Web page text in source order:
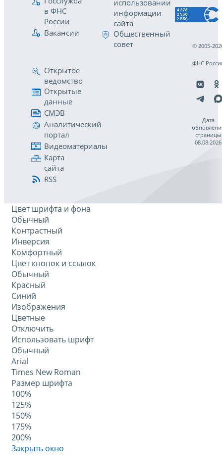
в ФНС
России
Вакансии
использовании
информации
сайта
Общественный
совет
Открытое
ведомство
Открытые
данные
СМЭВ
Аналитический
портал
Видеоматериалы
Карта
сайта
RSS
© 2005-
ФНС
Дата
страницы
08.08.2026
Цвет шрифта и фона
Обычный
Контрастный
Инверсия
Комфортный
Цвет кнопок и ссылок
Обычный
Красный
Синий
Изображения
Цветные
Отключить
Использовать шрифт
Обычный
Arial
Times New Roman
Размер шрифта
100%
125%
150%
175%
200%
Закрыть окно